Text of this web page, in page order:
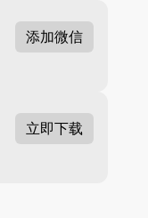
添加微信
立即下载